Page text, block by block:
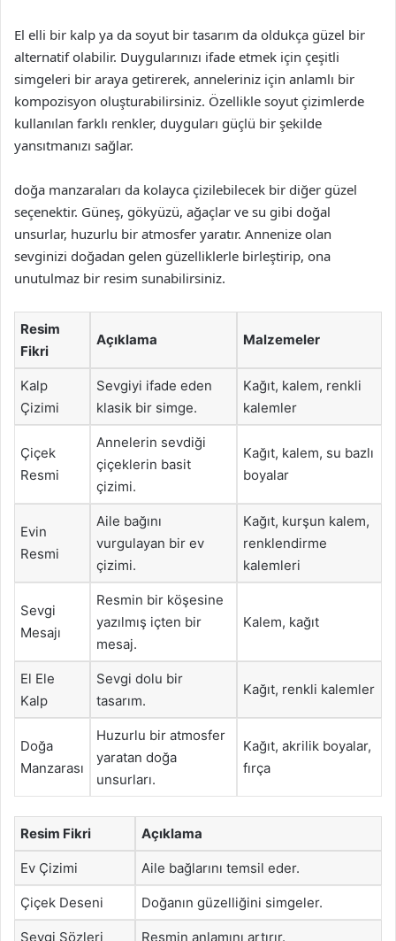
El elli bir kalp ya da soyut bir tasarım da oldukça güzel bir
alternatif olabilir. Duygularınızı ifade etmek için çeşitli
simgeleri bir araya getirerek, anneleriniz için anlamlı bir
kompozisyon oluşturabilirsiniz. Özellikle soyut çizimlerde
kullanılan farklı renkler, duyguları güçlü bir şekilde
yansıtmanızı sağlar.
doğa manzaraları da kolayca çizilebilecek bir diğer güzel
seçenektir. Güneş, gökyüzü, ağaçlar ve su gibi doğal
unsurlar, huzurlu bir atmosfer yaratır. Annenize olan
sevginizi doğadan gelen güzelliklerle birleştirip, ona
unutulmaz bir resim sunabilirsiniz.
Resim
Fikri
Açıklama Malzemeler
Kalp
Çizimi
Sevgiyi ifade eden
klasik bir simge.
Kağıt, kalem, renkli
kalemler
Çiçek
Resmi
Annelerin sevdiği
çiçeklerin basit
çizimi.
Kağıt, kalem, su bazlı
boyalar
Evin
Resmi
Aile bağını
vurgulayan bir ev
çizimi.
Kağıt, kurşun kalem,
renklendirme
kalemleri
Sevgi
Mesajı
Resmin bir köşesine
yazılmış içten bir
mesaj.
Kalem, kağıt
El Ele
Kalp
Sevgi dolu bir
tasarım.
Kağıt, renkli kalemler
Doğa
Manzarası
Huzurlu bir atmosfer
yaratan doğa
unsurları.
Kağıt, akrilik boyalar,
fırça
Resim Fikri Açıklama
Ev Çizimi Aile bağlarını temsil eder.
Çiçek Deseni Doğanın güzelliğini simgeler.
Sevgi Sözleri Resmin anlamını artırır.